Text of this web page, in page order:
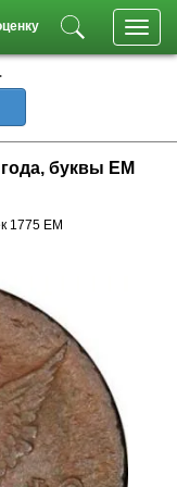
буквы ЕМ
1775 ЕМ